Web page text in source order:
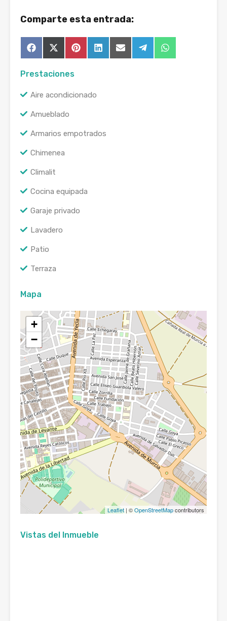
Comparte esta entrada:
Compartir
en
FacebookCompartir
en
X
(Twitter)
Compartir
en
PinterestCompartir
en
LinkedInCompartir
en
Email Compartir
en
TelegramCompartir
en
WhatsApp
Prestaciones
Aire acondicionado
Amueblado
Armarios empotrados
Chimenea
Climalit
Cocina equipada
Garaje privado
Lavadero
Patio
Terraza
Mapa
+
−
Leaflet | ©OpenStreetMapcontributors
Vistas del Inmueble